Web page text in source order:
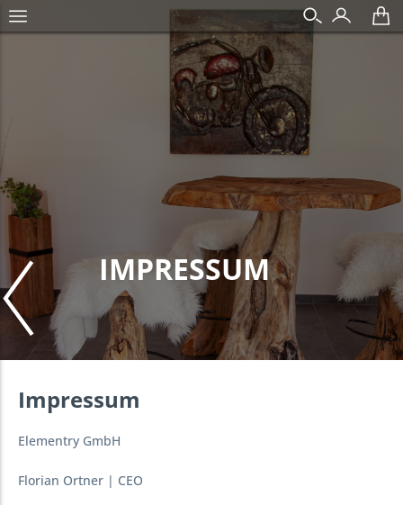
IMPRESSUM
Impressum
Elementry GmbH
Florian Ortner | CEO